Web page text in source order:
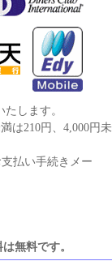
します。
は210円、4,000円未
払い手続きメー
無料です。